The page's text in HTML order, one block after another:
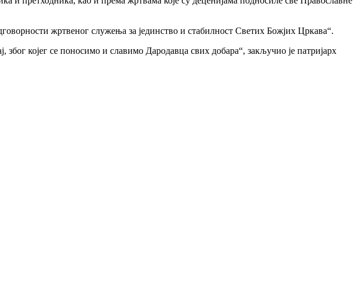
жртвеног служења за јединство и стабилност Светих Божјих Цркава“.
којег се поносимо и славимо Дародавца свих добара“, закључио је патријарх